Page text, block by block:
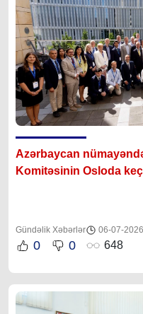
Azərbaycan
Komitəsinin Osloda
Gündəlik Xəbərlər 06-07-2026
0 0 648